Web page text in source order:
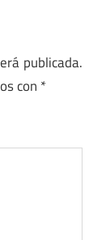
publicada.
con *